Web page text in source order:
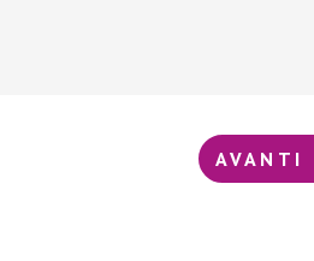
AVANTI